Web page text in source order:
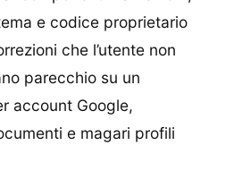
e codice proprietario
che l’utente non
parecchio su un
account Google,
e magari profili